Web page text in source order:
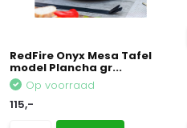
RedFire Onyx Mesa Tafel
model Plancha gr...
Op voorraad
115,-